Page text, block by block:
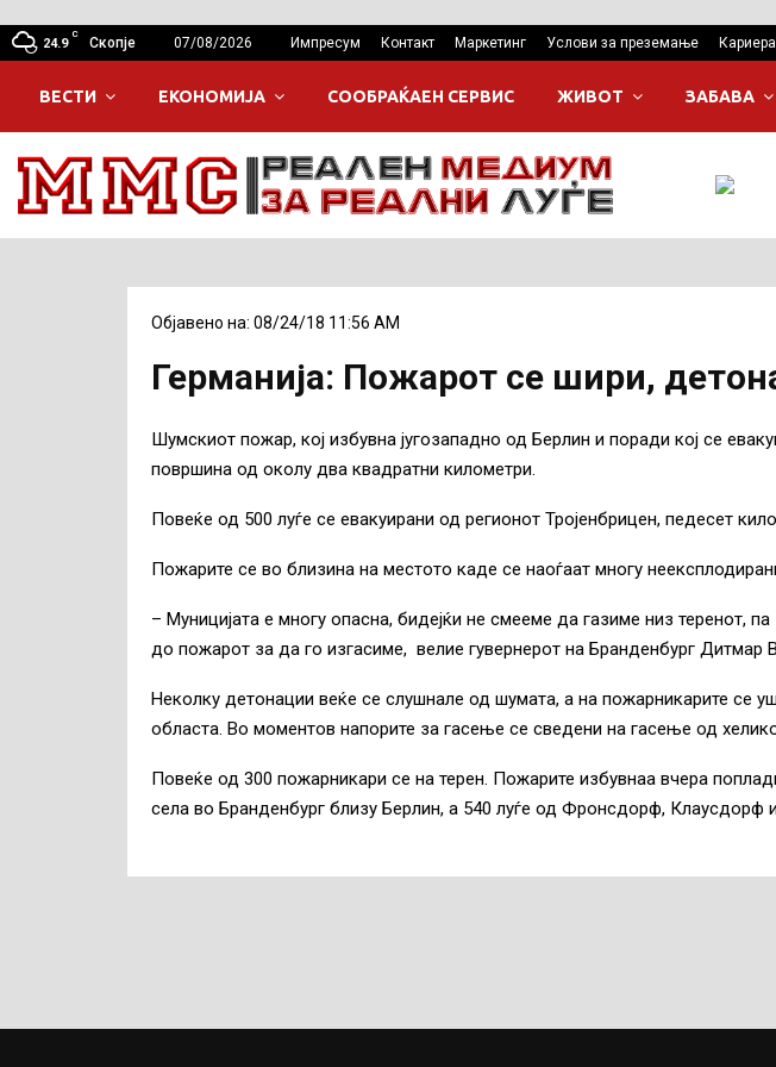
24.9
C
Скопје 07/08/2026 Импресум Контакт Маркетинг Услови за преземање Кариера
ВЕСТИ ЕКОНОМИЈА СООБРАЌАЕН СЕРВИС ЖИВОТ ЗАБАВА
Објавено на: 08/24/18 11:56 AM
Германија: Пожарoт се шири,
Шумскиот пожар, кој избувна југозападно од Берлин и поради кој се
површина од околу два квадратни километри.
Повеќе од 500 луѓе се евакуирани од регионот Тројенбрицен, педесет
Пожарите се во близина на местото каде се наоѓаат многу
– Муницијата е многу опасна, бидејќи не смееме да газиме низ теренот,
до пожарот за да го изгасиме, велие гувернерот на Бранденбург Дитмар
Неколку детонации веќе се слушнале од шумата, а на пожарникарите се
областа. Во моментов напорите за гасење се сведени на гасење од
Повеќе од 300 пожарникари се на терен. Пожарите избувнаа вчера
села во Бранденбург близу Берлин, а 540 луѓе од Фронсдорф, Клаусдорф